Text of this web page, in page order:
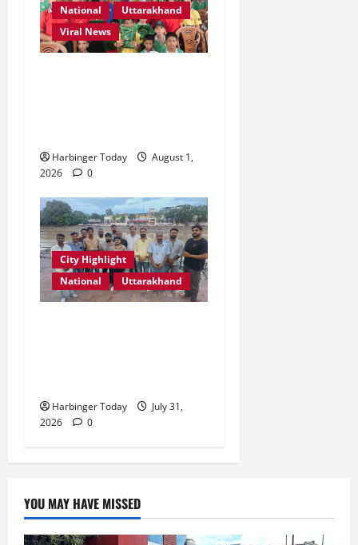
National
Uttarakhand
Viral News
Harbinger Today
August 1,
2026
0
City Highlight
National
Uttarakhand
Harbinger Today
July 31,
2026
0
YOU MAY HAVE MISSED